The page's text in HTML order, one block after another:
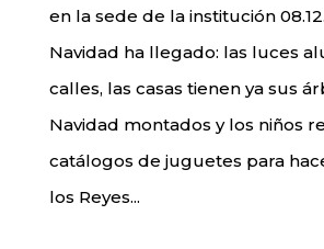
en la sede de la institución
Navidad ha llegado: las luces
calles, las casas tienen ya sus
Navidad montados y los niños
catálogos de juguetes para
los Reyes...